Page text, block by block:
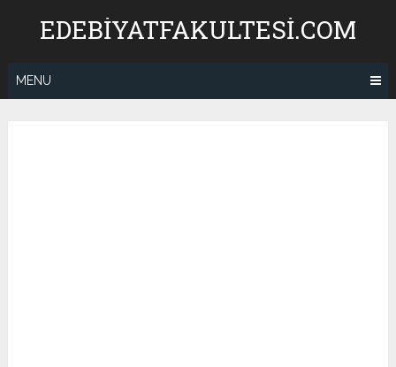
EDEBIYATFAKULTESI.COM
MENU